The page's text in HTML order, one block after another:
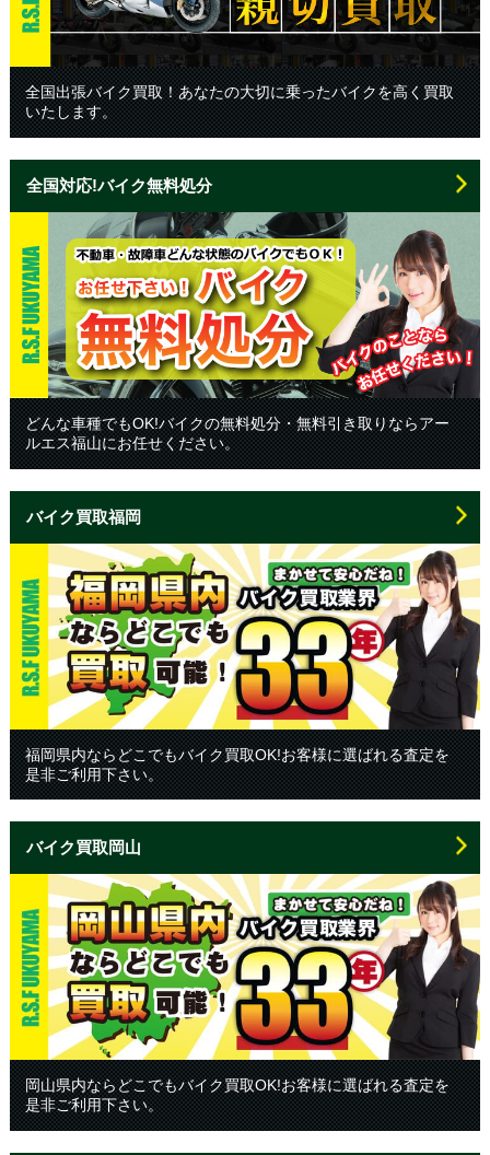
全国出張バイク買取！あなたの大切に乗ったバイクを高く買取
いたします。
全国対応!バイク無料処分
どんな車種でもOK!バイクの無料処分・無料引き取りならアー
ルエス福山にお任せください。
バイク買取福岡
福岡県内ならどこでもバイク買取OK!お客様に選ばれる査定を
是非ご利用下さい。
バイク買取岡山
岡山県内ならどこでもバイク買取OK!お客様に選ばれる査定を
是非ご利用下さい。